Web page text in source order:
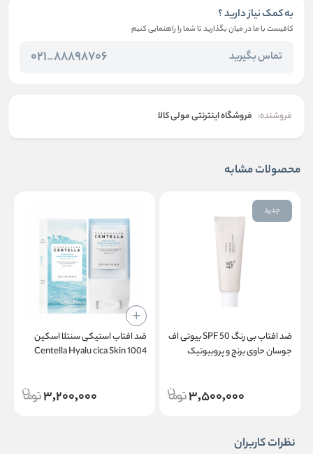
به کمک نیاز دارید ؟
کافیست با ما در میان بگذارید تا شما را راهنمایی کنیم
تماس بگیرید 88898706_021
فروشنده: فروشگاه اینترنتی مولی کالا
محصولات مشابه
جدید
ضد افتاب بی رنگ SPF 50 بیوتی اف
جوسان حاوی برنج و پروبیوتیک
3,500,000
ضد افتاب استیکی سنتلا اسکین
1004 Centella Hyalu cica Skin
3,200,000
نظرات کاربران